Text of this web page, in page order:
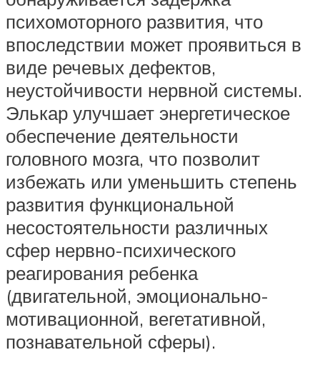
психомоторного развития, что
впоследствии может проявиться в
виде речевых дефектов,
неустойчивости нервной системы.
Элькар улучшает энергетическое
обеспечение деятельности
головного мозга, что позволит
избежать или уменьшить степень
развития функциональной
несостоятельности различных
сфер нервно-психического
реагирования ребенка
(двигательной, эмоционально-
мотивационной, вегетативной,
познавательной сферы).